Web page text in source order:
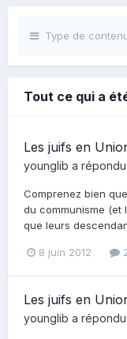
Type de
Tout ce qui a
Les juifs en
younglib a
Comprenez bien
du communisme (et
que leurs
8 juin 2012
Les juifs en
younglib a